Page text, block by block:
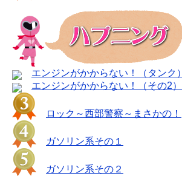
エンジンがかからない！（タンク）
エンジンがかからない！（その2）
ロック～西部警察～まさかの！
ガソリン系その１
ガソリン系その２